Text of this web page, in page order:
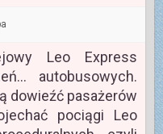
Leo Express
autobusowych.
dowieźć pasażerów
pociągi Leo